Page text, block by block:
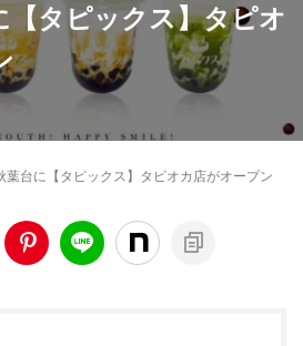
【タピックス】タピオ
葉台に【タピックス】タピオカ店がオープン